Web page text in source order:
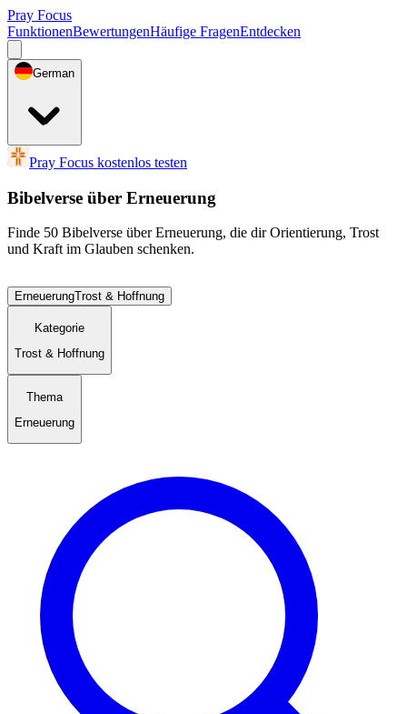
Pray Focus
FunktionenBewertungenHäufige FragenEntdecken
German
Pray Focus kostenlos testen
Bibelverse über Erneuerung
Finde 50 Bibelverse über Erneuerung, die dir Orientierung, Trost
und Kraft im Glauben schenken.
ErneuerungTrost & Hoffnung
Kategorie
Trost & Hoffnung
Thema
Erneuerung